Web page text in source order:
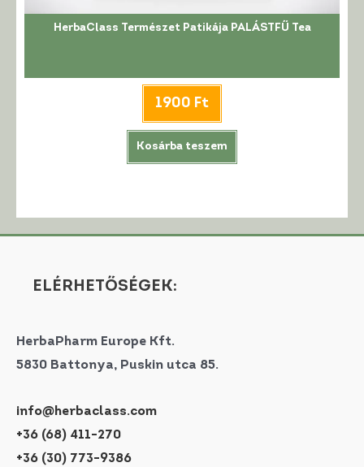
HerbaClass Természet Patikája PALÁSTFŰ Tea
1900 Ft
Kosárba teszem
ELÉRHETŐSÉGEK:
HerbaPharm Europe Kft.
5830 Battonya, Puskin utca 85.
info@herbaclass.com
+36 (68) 411-270
+36 (30) 773-9386